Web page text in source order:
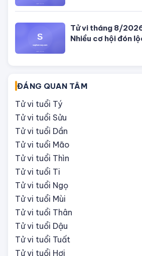
lịch: Nóng nảy, dễ
ĐÁNG QUAN TÂM
Tử vi tuổi Tý
Tử vi tuổi Sửu
Tử vi tuổi Dần
Tử vi tuổi Mão
Tử vi tuổi Thìn
Tử vi tuổi Ti
Tử vi tuổi Ngọ
Tử vi tuổi Mùi
Tử vi tuổi Thân
Tử vi tuổi Dậu